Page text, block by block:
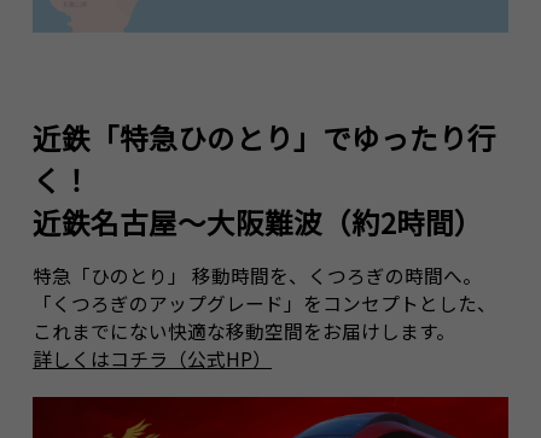
近鉄「特急ひのとり」でゆったり行
く！
近鉄名古屋～大阪難波（約2時間）
特急「ひのとり」 移動時間を、くつろぎの時間へ。
「くつろぎのアップグレード」をコンセプトとした、
これまでにない快適な移動空間をお届けします。
詳しくはコチラ（公式HP）